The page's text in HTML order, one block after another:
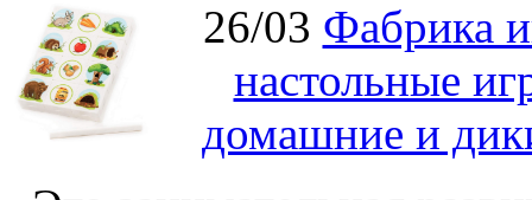
26/03 Фабрика
настольные
домашние и